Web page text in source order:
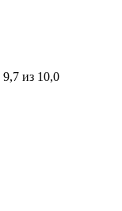
9,7 из 10,0